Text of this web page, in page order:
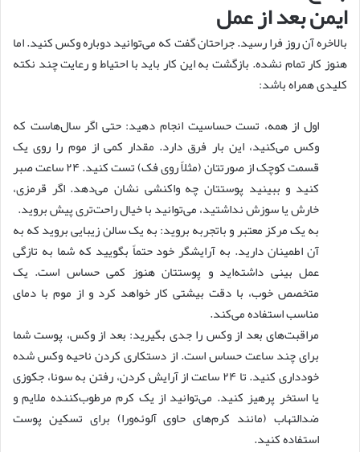
ایمن بعد از عمل
بالاخره آن روز فرا رسید. جراحتان گفت که می‌توانید دوباره وکس کنید. اما
هنوز کار تمام نشده. بازگشت به این کار باید با احتیاط و رعایت چند نکته
کلیدی همراه باشد:
اول از همه، تست حساسیت انجام دهید: حتی اگر سال‌هاست که
وکس می‌کنید، این بار فرق دارد. مقدار کمی از موم را روی یک
قسمت کوچک از صورتتان (مثلاً روی فک) تست کنید. ۲۴ ساعت صبر
کنید و ببینید پوستتان چه واکنشی نشان می‌دهد. اگر قرمزی،
خارش یا سوزش نداشتید، می‌توانید با خیال راحت‌تری پیش بروید.
به یک مرکز معتبر و باتجربه بروید: به یک سالن زیبایی بروید که به
آن اطمینان دارید. به آرایشگر خود حتماً بگویید که شما به تازگی
عمل بینی داشته‌اید و پوستتان هنوز کمی حساس است. یک
متخصص خوب، با دقت بیشتی کار خواهد کرد و از موم با دمای
مناسب استفاده می‌کند.
مراقبت‌های بعد از وکس را جدی بگیرید: بعد از وکس، پوست شما
برای چند ساعت حساس است. از دستکاری کردن ناحیه وکس شده
خودداری کنید. تا ۲۴ ساعت از آرایش کردن، رفتن به سونا، جکوزی
یا استخر پرهیز کنید. می‌توانید از یک کرم مرطوب‌کننده ملایم و
ضدالتهاب (مانند کرم‌های حاوی آلوئه‌ورا) برای تسکین پوست
استفاده کنید.